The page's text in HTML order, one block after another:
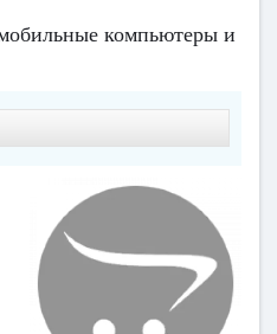
компьютеры и